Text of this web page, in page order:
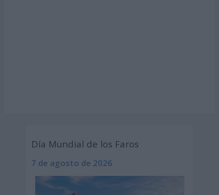
Día Mundial de los Faros
7 de agosto de 2026